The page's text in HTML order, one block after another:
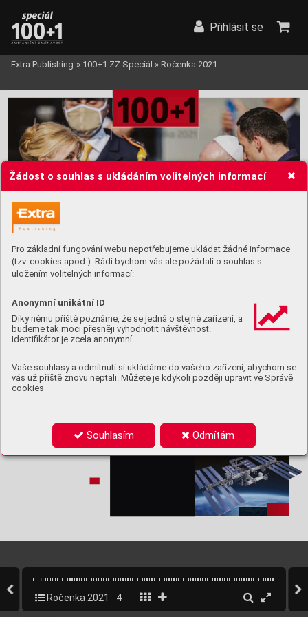
Žádost o souhlas s ukládáním volitelných informací
Pro základní fungování webu nepotřebujeme ukládat žádné informace
(tzv. cookies apod.). Rádi bychom vás ale požádali o souhlas s
uložením volitelných informací:
Anonymní unikátní ID
Díky němu příště poznáme, že se jedná o stejné zařízení, a
budeme tak moci přesněji vyhodnotit návštěvnost.
Identifikátor je zcela anonymní.
Vaše souhlasy a odmítnutí si ukládáme do vašeho zařízení, abychom se
vás už příště znovu neptali. Můžete je kdykoli později upravit ve Správě
cookies
Souhlasím Odmítám
Přihlásit se
Extra Publishing » 100+1 ZZ Speciál » Ročenka 2021
Ročenka 2021 4